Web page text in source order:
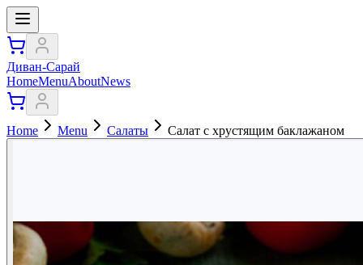
Диван-Сарай
HomeMenuAboutNews
Home Menu Салаты Салат с хрустящим баклажаном